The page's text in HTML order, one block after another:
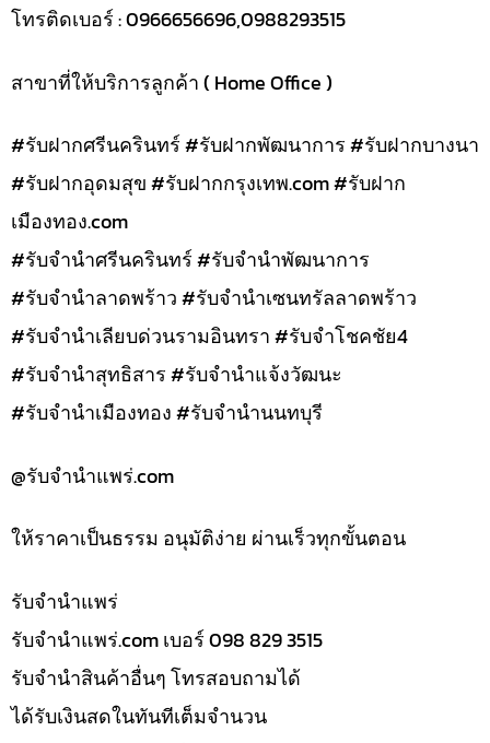
โทรติดเบอร์ : 0966656696,0988293515
สาขาที่ให้บริการลูกค้า ( Home Office )
#รับฝากศรีนครินทร์ #รับฝากพัฒนาการ #รับฝากบางนา
#รับฝากอุดมสุข #รับฝากกรุงเทพ.com #รับฝาก
เมืองทอง.com
#รับจำนำศรีนครินทร์ #รับจำนำพัฒนาการ
#รับจำนำลาดพร้าว #รับจำนำเซนทรัลลาดพร้าว
#รับจำนำเลียบด่วนรามอินทรา #รับจำโชคชัย4
#รับจำนำสุทธิสาร #รับจำนำแจ้งวัฒนะ
#รับจำนำเมืองทอง #รับจำนำนนทบุรี
@รับจํานําแพร่.com
ให้ราคาเป็นธรรม อนุมัติง่าย ผ่านเร็วทุกขั้นตอน
รับจํานำแพร่
รับจํานําแพร่.com เบอร์ 098 829 3515
รับจำนำสินค้าอื่นๆ โทรสอบถามได้
ได้รับเงินสดในทันทีเต็มจำนวน